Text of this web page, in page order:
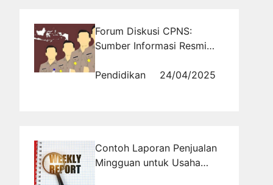
Forum Diskusi CPNS:
Sumber Informasi Resmi
Seleksi
Pendidikan 24/04/2025
Contoh Laporan Penjualan
Mingguan untuk Usaha